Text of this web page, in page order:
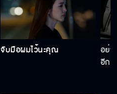
จับมือผมไว้นะคุณ
อย่
อีก